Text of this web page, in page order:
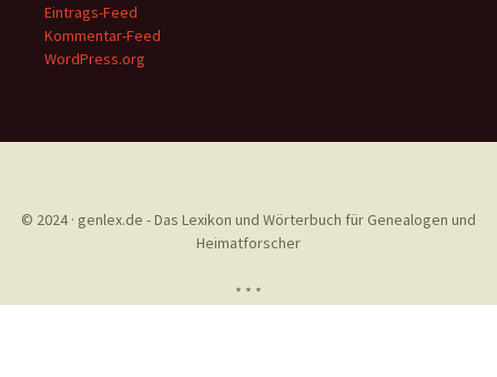
Eintrags-Feed
Kommentar-Feed
WordPress.org
© 2024 · genlex.de - Das Lexikon und Wörterbuch für Genealogen und
Heimatforscher
* * *